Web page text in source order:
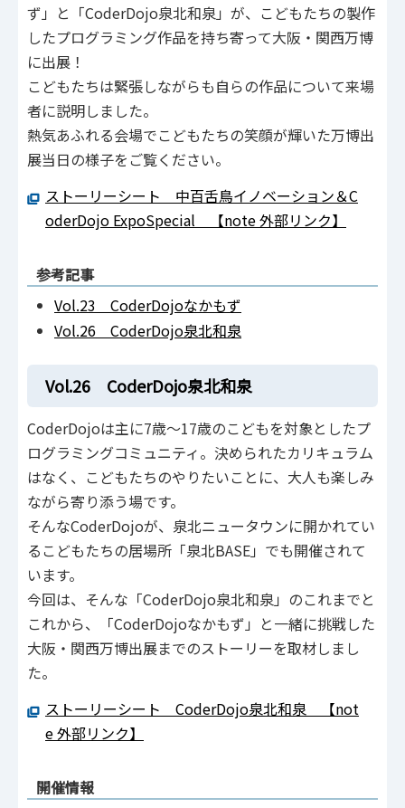
ず」と「CoderDojo泉北和泉」が、こどもたちの製作
したプログラミング作品を持ち寄って大阪・関西万博
に出展！
こどもたちは緊張しながらも自らの作品について来場
者に説明しました。
熱気あふれる会場でこどもたちの笑顔が輝いた万博出
展当日の様子をご覧ください。
ストーリーシート 中百舌鳥イノベーション＆C
oderDojo ExpoSpecial 【note 外部リンク】
参考記事
Vol.23 CoderDojoなかもず
Vol.26 CoderDojo泉北和泉
Vol.26 CoderDojo泉北和泉
CoderDojoは主に7歳～17歳のこどもを対象としたプ
ログラミングコミュニティ。決められたカリキュラム
はなく、こどもたちのやりたいことに、大人も楽しみ
ながら寄り添う場です。
そんなCoderDojoが、泉北ニュータウンに開かれてい
るこどもたちの居場所「泉北BASE」でも開催されて
います。
今回は、そんな「CoderDojo泉北和泉」のこれまでと
これから、「CoderDojoなかもず」と一緒に挑戦した
大阪・関西万博出展までのストーリーを取材しまし
た。
ストーリーシート CoderDojo泉北和泉 【not
e 外部リンク】
開催情報